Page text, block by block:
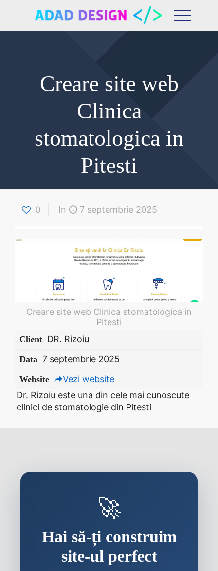
Creare site web
Clinica
stomatologica in
Pitesti
0 In 7 septembrie 2025
Creare site web Clinica stomatologica in
Pitesti
Client DR. Rizoiu
Data 7 septembrie 2025
Website
Vezi website
Dr. Rizoiu este una din cele mai cunoscute
clinici de stomatologie din Pitesti
🚀
Hai să-ți construim
site-ul perfect